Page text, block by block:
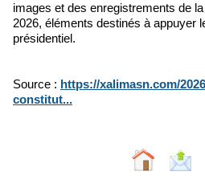
images et des enregistrements de
2026, éléments destinés à appuyer
présidentiel.
Source : https://xalimasn.com/
constitut...